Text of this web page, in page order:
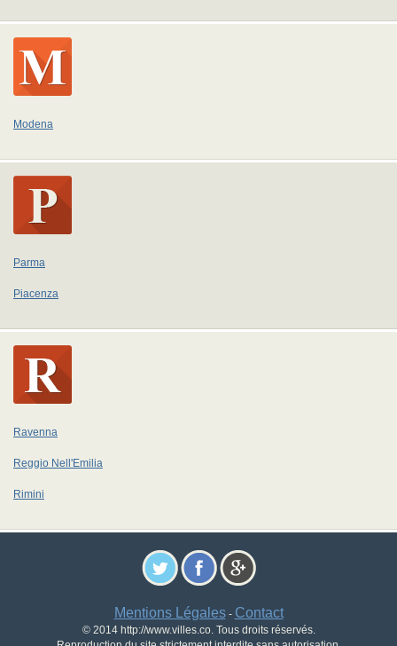
Modena
Parma
Piacenza
Ravenna
Reggio Nell'Emilia
Rimini
Mentions Légales- Contact
© 2014 http://www.villes.co. Tous droits réservés.